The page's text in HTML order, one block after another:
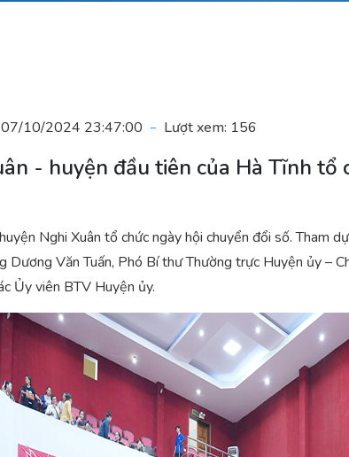
07/10/2024 23:47:00 Lượt xem: 156
- huyện đầu tiên của Hà Tĩnh tổ
Nghi Xuân tổ chức ngày hội chuyển đổi số. Tham
Dương Văn Tuấn, Phó Bí thư Thường trực Huyện ủy –
Ủy viên BTV Huyện ủy.